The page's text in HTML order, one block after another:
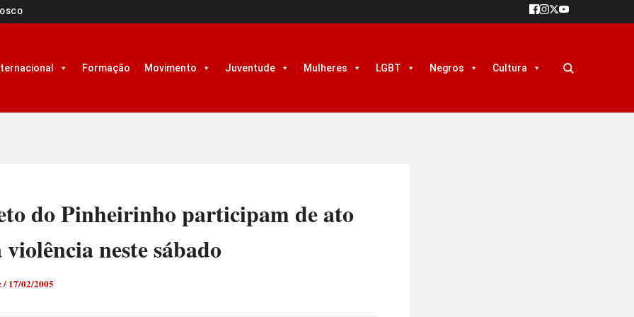
Formação Movimento Juventude Mulheres LGBT Negros Cultura
do Pinheirinho participam de ato
neste sábado
/ 17/02/2005